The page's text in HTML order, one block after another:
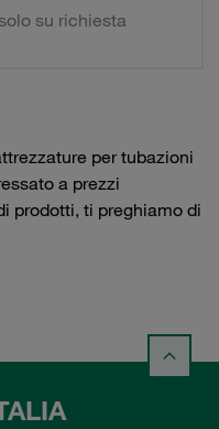
su richiesta
per tubazioni
a prezzi
prodotti, ti preghiamo di